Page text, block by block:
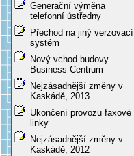
Generační výměna
telefonní ústředny
Přechod na jiný verzovací
systém
Nový vchod budovy
Business Centrum
Nejzásadnější změny v
Kaskádě, 2013
Ukončení provozu faxové
linky
Nejzásadnější změny v
Kaskádě, 2012